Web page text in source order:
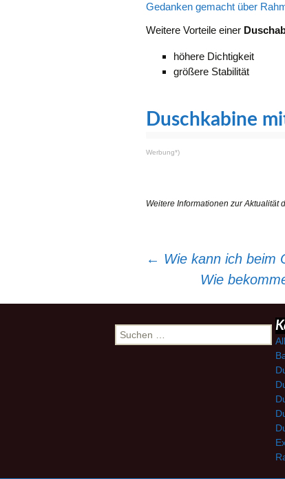
Gedanken gemacht über
Weitere Vorteile einer
höhere Dichtigkeit
größere Stabilität
Duschkabine
Werbung*)
Weitere Informationen zur Aktualität
Beitragsnavigation← Wie kann ich beim
Wie
Suchen
nach: